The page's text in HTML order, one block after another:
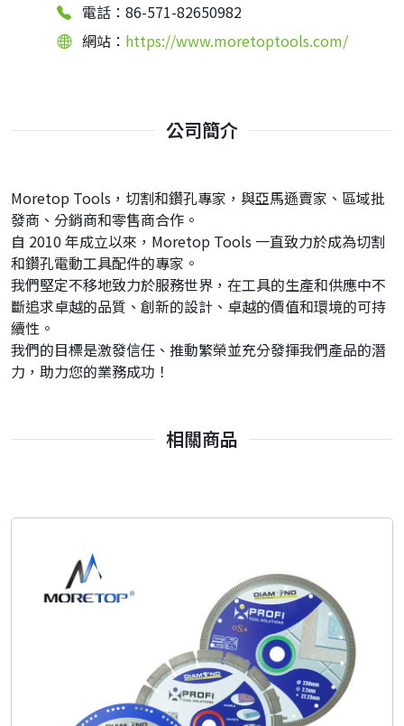
電話：86-571-82650982
網站： https://www.moretoptools.com/
公司簡介
Moretop Tools，切割和鑽孔專家，與亞馬遜賣家、區域批
發商、分銷商和零售商合作。
自 2010 年成立以來，Moretop Tools 一直致力於成為切割
和鑽孔電動工具配件的專家。
我們堅定不移地致力於服務世界，在工具的生產和供應中不
斷追求卓越的品質、創新的設計、卓越的價值和環境的可持
續性。
我們的目標是激發信任、推動繁榮並充分發揮我們產品的潛
力，助力您的業務成功！
相關商品